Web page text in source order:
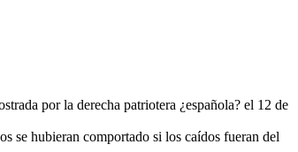
por la derecha patriotera ¿española? el 12 de
se hubieran comportado si los caídos fueran del